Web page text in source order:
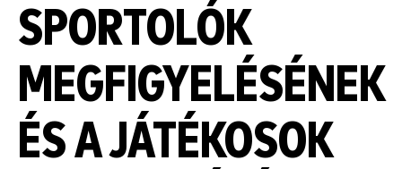
SPORTOLÓK
MEGFIGYELÉSÉNEK
ÉS A JÁTÉKOSOK